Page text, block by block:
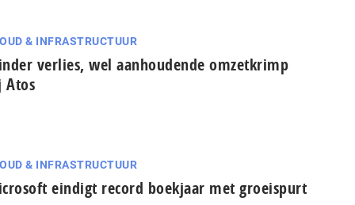
& INFRASTRUCTUUR
verlies, wel aanhoudende omzetkrimp
Atos
& INFRASTRUCTUUR
eindigt record boekjaar met groeispurt